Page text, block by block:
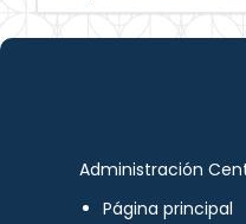
Administración
Página principal